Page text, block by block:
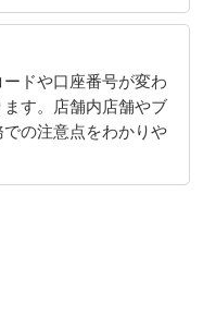
ドや口座番号が変わ
す。店舗内店舗やブ
の注意点をわかりや